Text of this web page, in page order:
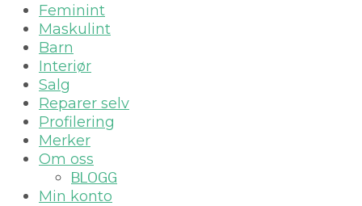
Feminint
Maskulint
Barn
Interiør
Salg
Reparer selv
Profilering
Merker
Om oss
BLOGG
Min konto